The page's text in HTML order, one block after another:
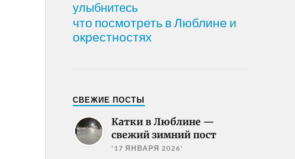
улыбнитесь
что посмотреть в Люблине и
окрестностях
СВЕЖИЕ ПОСТЫ
Катки в Люблине —
свежий зимний пост
'17 ЯНВАРЯ 2026'